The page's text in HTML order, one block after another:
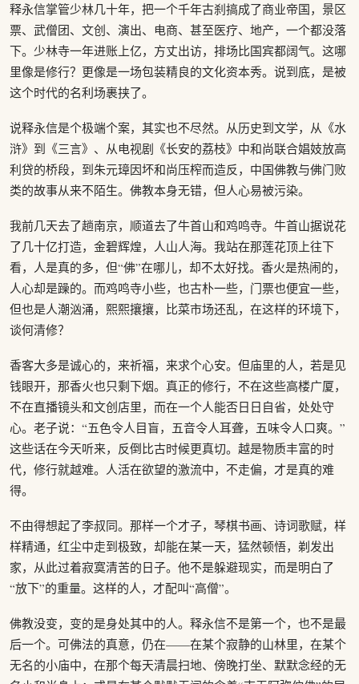
释永信掌管少林几十年，把一个千年古刹搞成了商业帝国，景区
票、武僧团、文创、演出、电商、甚至医疗、地产，一个都没落
下。少林寺一年进账上亿，方丈出访，排场比国宾都阔气。这哪
里像是修行？更像是一场包装精良的文化资本秀。说到底，是被
这个时代的名利场裹挟了。
说释永信是个极端个案，其实也不尽然。从历史到文学，从《水
浒》到《三言》、从电视剧《长安的荔枝》中和尚联合娼妓放高
利贷的桥段，到朱元璋因坏和尚压榨而造反，中国佛教与佛门败
类的故事从来不陌生。佛教本身无错，但人心易被污染。
我前几天去了趟南京，顺道去了牛首山和鸡鸣寺。牛首山据说花
了几十亿打造，金碧辉煌，人山人海。我站在那莲花顶上往下
看，人是真的多，但“佛”在哪儿，却不太好找。香火是热闹的，
人心却是躁的。而鸡鸣寺小些，也古朴一些，门票也便宜一些，
但也是人潮汹涌，熙熙攘攘，比菜市场还乱，在这样的环境下，
谈何清修？
香客大多是诚心的，来祈福，来求个心安。但庙里的人，若是见
钱眼开，那香火也只剩下烟。真正的修行，不在这些高楼广厦，
不在直播镜头和文创店里，而在一个人能否日日自省，处处守
心。老子说：“五色令人目盲，五音令人耳聋，五味令人口爽。”
这些话在今天听来，反倒比古时候更真切。越是物质丰富的时
代，修行就越难。人活在欲望的激流中，不走偏，才是真的难
得。
不由得想起了李叔同。那样一个才子，琴棋书画、诗词歌赋，样
样精通，红尘中走到极致，却能在某一天，猛然顿悟，剃发出
家，从此过着寂寞清苦的日子。他不是躲避现实，而是明白了
“放下”的重量。这样的人，才配叫“高僧”。
佛教没变，变的是身处其中的人。释永信不是第一个，也不是最
后一个。可佛法的真意，仍在——在某个寂静的山林里，在某个
无名的小庙中，在那个每天清晨扫地、傍晚打坐、默默念经的无